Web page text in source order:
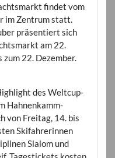
findet vom
im Zentrum statt.
präsentiert sich
am 22.
22. Dezember.
des Weltcup-
Hahnenkamm-
von Freitag, 14. bis
Skifahrerinnen
Slalom und